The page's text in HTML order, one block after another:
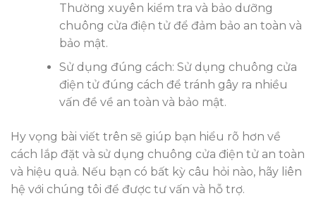
Thường xuyên kiểm tra và bảo dưỡng
chuông cửa điện tử để đảm bảo an toàn và
bảo mật.
Sử dụng đúng cách: Sử dụng chuông cửa
điện tử đúng cách để tránh gây ra nhiều
vấn đề về an toàn và bảo mật.
Hy vọng bài viết trên sẽ giúp bạn hiểu rõ hơn về
cách lắp đặt và sử dụng chuông cửa điện tử an toàn
và hiệu quả. Nếu bạn có bất kỳ câu hỏi nào, hãy liên
hệ với chúng tôi để được tư vấn và hỗ trợ.